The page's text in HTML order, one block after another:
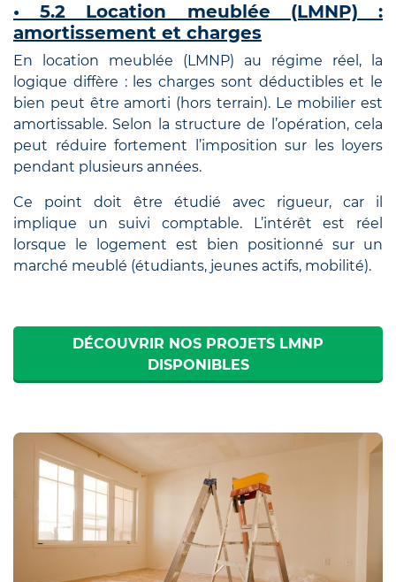
• 5.2 Location meublée (LMNP) :
amortissement et charges
En location meublée (LMNP) au régime réel, la
logique diffère : les charges sont déductibles et le
bien peut être amorti (hors terrain). Le mobilier est
amortissable. Selon la structure de l’opération, cela
peut réduire fortement l’imposition sur les loyers
pendant plusieurs années.
Ce point doit être étudié avec rigueur, car il
implique un suivi comptable. L’intérêt est réel
lorsque le logement est bien positionné sur un
marché meublé (étudiants, jeunes actifs, mobilité).
DÉCOUVRIR NOS PROJETS LMNP
DISPONIBLES